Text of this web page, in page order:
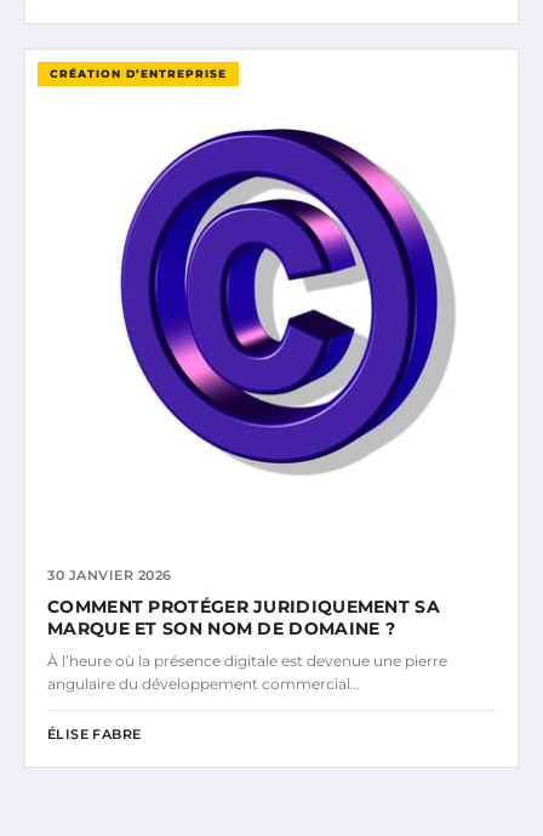
CRÉATION D’ENTREPRISE
30 JANVIER 2026
COMMENT PROTÉGER JURIDIQUEMENT SA
MARQUE ET SON NOM DE DOMAINE ?
À l’heure où la présence digitale est devenue une pierre
angulaire du développement commercial…
ÉLISE FABRE